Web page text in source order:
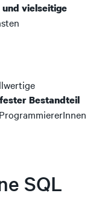
vielseitige
fester Bestandteil
SQL